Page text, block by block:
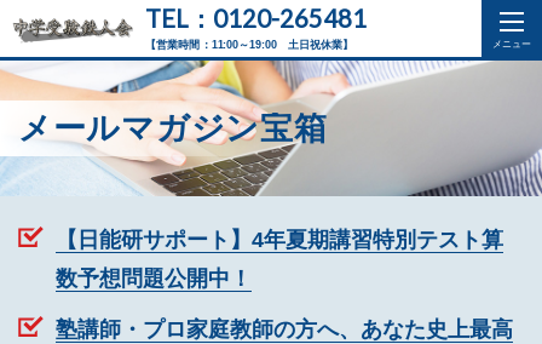
【営業時間：11:00～19:00 土日祝休業】
TEL：0120-265481
メールマガジン宝箱
【日能研サポート】4年夏期講習特別テスト算
数予想問題公開中！
塾講師・プロ家庭教師の方へ、あなた史上最高